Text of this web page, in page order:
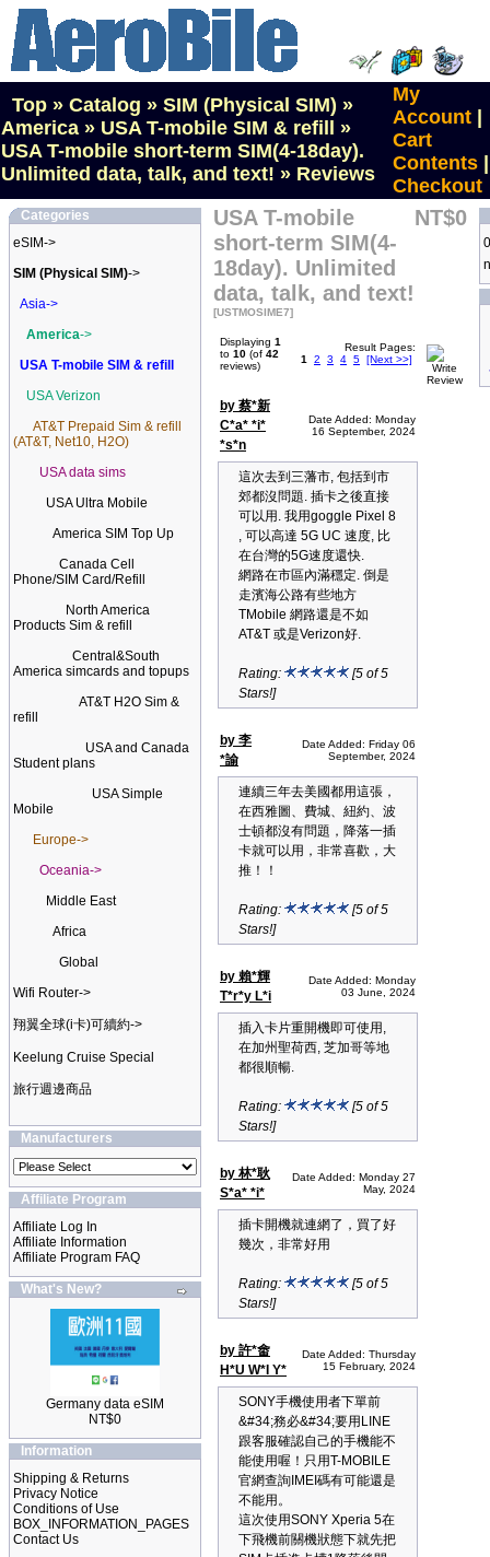
Top » Catalog » SIM (Physical SIM) »
America » USA T-mobile SIM & refill
»
USA T-mobile short-term SIM(4-18day).
Unlimited data, talk, and text! » Reviews
My
Account
Cart
Contents
Checkout
Categories
eSIM->
SIM (Physical SIM)->
Asia->
America->
USA T-mobile SIM & refill
USA Verizon
AT&T Prepaid Sim & refill
(AT&T, Net10, H2O)
USA data sims
USA Ultra Mobile
America SIM Top Up
Canada Cell
Phone/SIM Card/Refill
North America
Products Sim & refill
Central&South
America simcards and topups
AT&T H2O Sim &
refill
USA and Canada
Student plans
USA Simple
Mobile
Europe->
Oceania->
Middle East
Africa
Global
Wifi Router->
翔翼全球(i卡)可續約->
Keelung Cruise Special
旅行週邊商品
Manufacturers
Affiliate Program
Affiliate Log In
Affiliate Information
Affiliate Program FAQ
What's New?
Germany data eSIM
NT$0
Information
Shipping & Returns
Privacy Notice
Conditions of Use
BOX_INFORMATION_PAGES
Contact Us
USA T-mobile
short-term SIM(4-
18day). Unlimited
data, talk, and text!
[USTMOSIME7]
NT$0
Displaying 1
to 10 (of 42
reviews)
Result Pages:
1
2 3 4 5 [Next >>]
by 蔡*新
C*a* *i*
*s*n
Date Added: Monday
16 September, 2024
這次去到三藩市, 包括到市
郊都沒問題. 插卡之後直接
可以用. 我用goggle Pixel 8
, 可以高達 5G UC 速度, 比
在台灣的5G速度還快.
網路在市區內滿穩定. 倒是
走濱海公路有些地方
TMobile 網路還是不如
AT&T 或是Verizon好.
Rating:
[5 of 5
Stars!]
by 李
*諭
Date Added: Friday 06
September, 2024
連續三年去美國都用這張，
在西雅圖、費城、紐約、波
士頓都沒有問題，降落一插
卡就可以用，非常喜歡，大
推！！
Rating:
[5 of 5
Stars!]
by 賴*輝
T*r*y L*i
Date Added: Monday
03 June, 2024
插入卡片重開機即可使用,
在加州聖荷西, 芝加哥等地
都很順暢.
Rating:
[5 of 5
Stars!]
by 林*耿
S*a* *i*
Date Added: Monday 27
May, 2024
插卡開機就連網了，買了好
幾次，非常好用
Rating:
[5 of 5
Stars!]
by 許*畬
H*U W*I Y*
Date Added: Thursday
15 February, 2024
SONY手機使用者下單前
&#34;務必&#34;要用LINE
跟客服確認自己的手機能不
能使用喔！只用T-MOBILE
官網查詢IMEI碼有可能還是
不能用。
這次使用SONY Xperia 5在
下飛機前關機狀態下就先把